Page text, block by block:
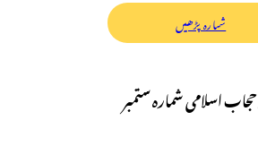
شمارہ پڑھیں
حجاب اسلامی شمارہ ستمبر